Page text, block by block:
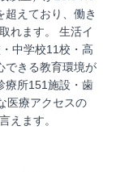
超えており、働き
れます。 生活イ
中学校11校・高
できる教育環境が
療所151施設・歯
医療アクセスの
えます。